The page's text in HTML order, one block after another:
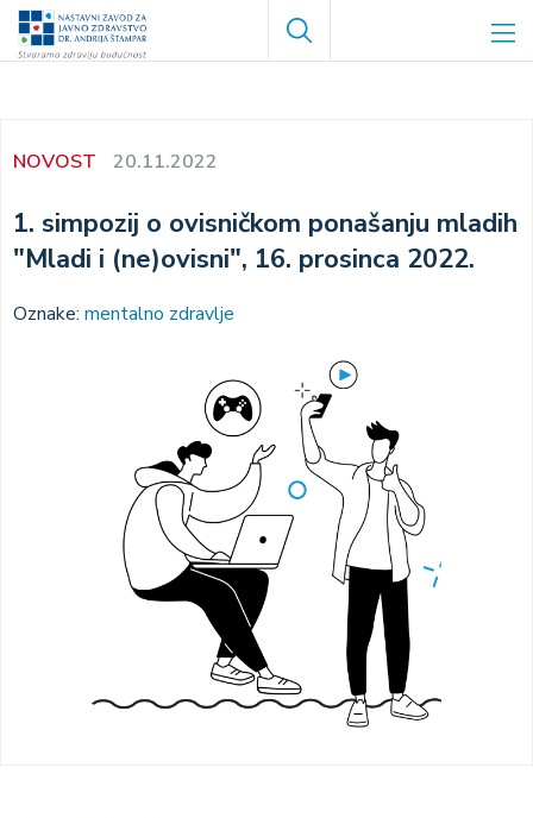
Skoči
Search
NOVOST 20.11.2022
1. simpozij o ovisničkom ponašanju mladih
"Mladi i (ne)ovisni", 16. prosinca 2022.
Oznake: mentalno zdravlje